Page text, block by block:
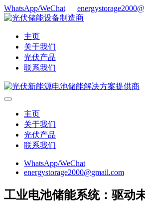
WhatsApp/WeChat
主页
关于我们
光伏产品
联系我们
主页
关于我们
光伏产品
联系我们
WhatsApp/WeChat
energystorage2000@gmail.com
工业电池储能系统：驱动